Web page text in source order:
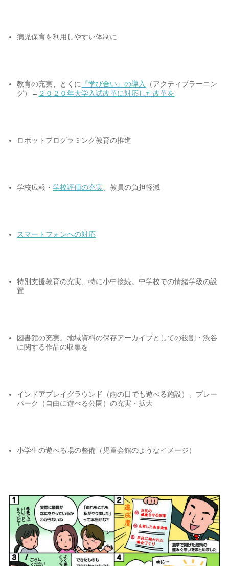
病児保育を利用しやすい体制に
教育の充実、とくに 『学び合い』の導入
（アクティブラーニン
グ）→ ２０２０年大学入試改革に対応した改革を
ロボットプログラミング教育の推進
学校広報・学校評価の充実 、教員の負担軽減
スマートフォンへの対応
特別支援教育の充実、特に小中接続。中学校での情緒学級の設
置
図書館の充実。地域資料の保存アーカイブとしての役割・渋谷
に関する作品の収集を
インドアプレイグラウンド（雨の日でも遊べる施設）、プレー
パーク（自由に遊べる公園）の充実・拡大
小学生の遊べる場の整備（児童会館のようなイメージ）